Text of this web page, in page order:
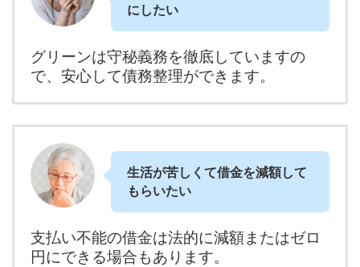
にしたい
グリーンは守秘義務を徹底していますの
で、安心して債務整理ができます。
生活が苦しくて借金を減額して
もらいたい
支払い不能の借金は法的に減額またはゼロ
円にできる場合もあります。